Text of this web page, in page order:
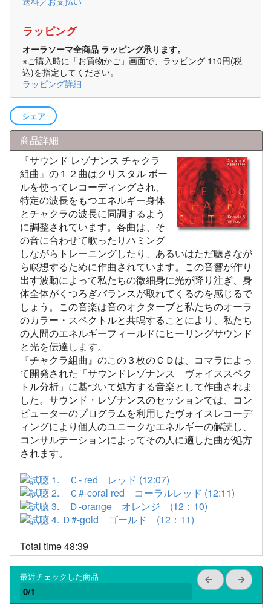
ラッピング
オーラソーマ全商品 ラッピング承ります。
※ご購入時に「お買物かご」画面で、ラッピング 110円(税
込)を指定してください。
ラッピング詳細
シェア
商品詳細
『サウンド レゾナンス チャクラ
組曲』の１２曲はクリスタル ボー
ルを使ってレコーディングされ、
特定の波長をもつエネルギー身体
とチャクラの波長に同調するよう
に調整されています。各曲は、そ
の音に合わせて歌ったりハミング
しながらトレーニングしたり、あるいはただ聴きなが
ら瞑想するために作曲されています。この音響が作り
出す波動によって私たちの微細身に光が降り注ぎ、身
体全体がくつろぎバランスが取れてくるのを感じるで
しょう。この音楽は音のオクターブと私たちのオーラ
のカラー・スペクトルと共鳴することにより、私たち
の人間のエネルギーフィールドにヒーリングサウンド
と光を伝達します。
『チャクラ組曲』のこの３枚のＣＤは、コマラによっ
て開発された「サウンドレゾナンス ヴォイススペク
トル分析」に基づいて処方する音楽として作曲されま
した。サウンド・レゾナンスのセッションでは、コン
ピューターのプログラムを利用したヴォイスレコーデ
ィングにより個人のユニークなエネルギーの解読し、
コンサルテーションによってその人に適した曲が処方
されます。
1. Ｃ- red レッド (12:07)
2. Ｃ#-coral red コーラルレッド (12:11)
3. Ｄ-orange オレンジ (12：10)
4. Ｄ#-gold ゴールド (12：11)
Total time 48:39
最近チェックした商品
0/1